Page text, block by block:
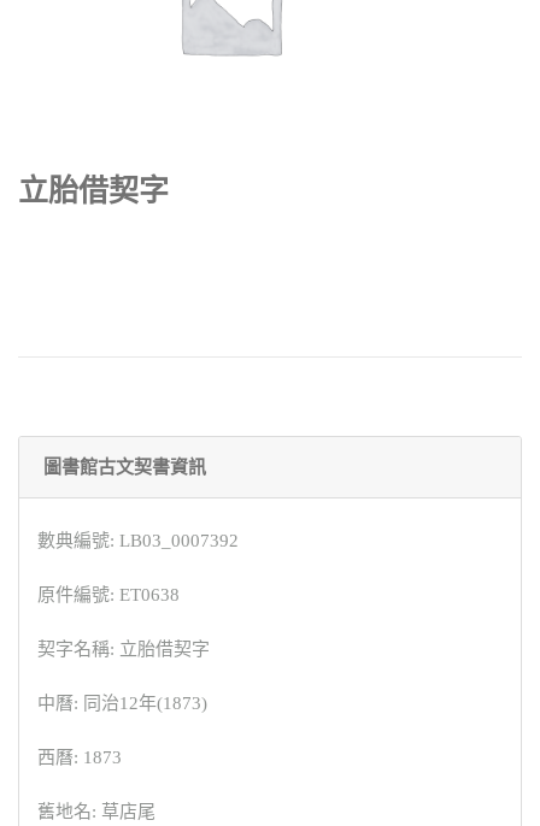
立胎借契字
圖書館古文契書資訊
數典編號: LB03_0007392
原件編號: ET0638
契字名稱: 立胎借契字
中曆: 同治12年(1873)
西曆: 1873
舊地名: 草店尾